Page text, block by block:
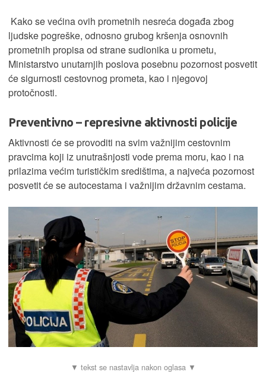
Kako se većina ovih prometnih nesreća događa zbog
ljudske pogreške, odnosno grubog kršenja osnovnih
prometnih propisa od strane sudionika u prometu,
Ministarstvo unutarnjih poslova posebnu pozornost posvetit
će sigurnosti cestovnog prometa, kao i njegovoj
protočnosti.
Preventivno – represivne aktivnosti policije
Aktivnosti će se provoditi na svim važnijim cestovnim
pravcima koji iz unutrašnjosti vode prema moru, kao i na
prilazima većim turističkim središtima, a najveća pozornost
posvetit će se autocestama i važnijim državnim cestama.